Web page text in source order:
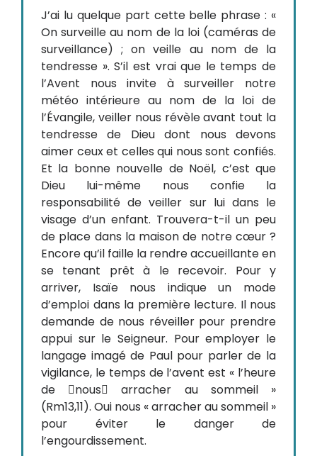
J’ai lu quelque part cette belle phrase : «
On surveille au nom de la loi (caméras de
surveillance) ; on veille au nom de la
tendresse ». S’il est vrai que le temps de
l’Avent nous invite à surveiller notre
météo intérieure au nom de la loi de
l’Évangile, veiller nous révèle avant tout la
tendresse de Dieu dont nous devons
aimer ceux et celles qui nous sont confiés.
Et la bonne nouvelle de Noël, c’est que
Dieu lui-même nous confie la
responsabilité de veiller sur lui dans le
visage d’un enfant. Trouvera-t-il un peu
de place dans la maison de notre cœur ?
Encore qu’il faille la rendre accueillante en
se tenant prêt à le recevoir. Pour y
arriver, Isaïe nous indique un mode
d’emploi dans la première lecture. Il nous
demande de nous réveiller pour prendre
appui sur le Seigneur. Pour employer le
langage imagé de Paul pour parler de la
vigilance, le temps de l’avent est « l’heure
de nous arracher au sommeil »
(Rm13,11). Oui nous « arracher au sommeil »
pour éviter le danger de
l’engourdissement.